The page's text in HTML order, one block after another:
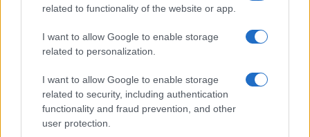
related to functionality of the website or app.
I want to allow Google to enable storage
related to personalization.
I want to allow Google to enable storage
related to security, including authentication
functionality and fraud prevention, and other
user protection.
La storia di Ludo e Andrea: una ricerca di amore e
stabilità
Camilla Pellegrini · 8 Ago 2026